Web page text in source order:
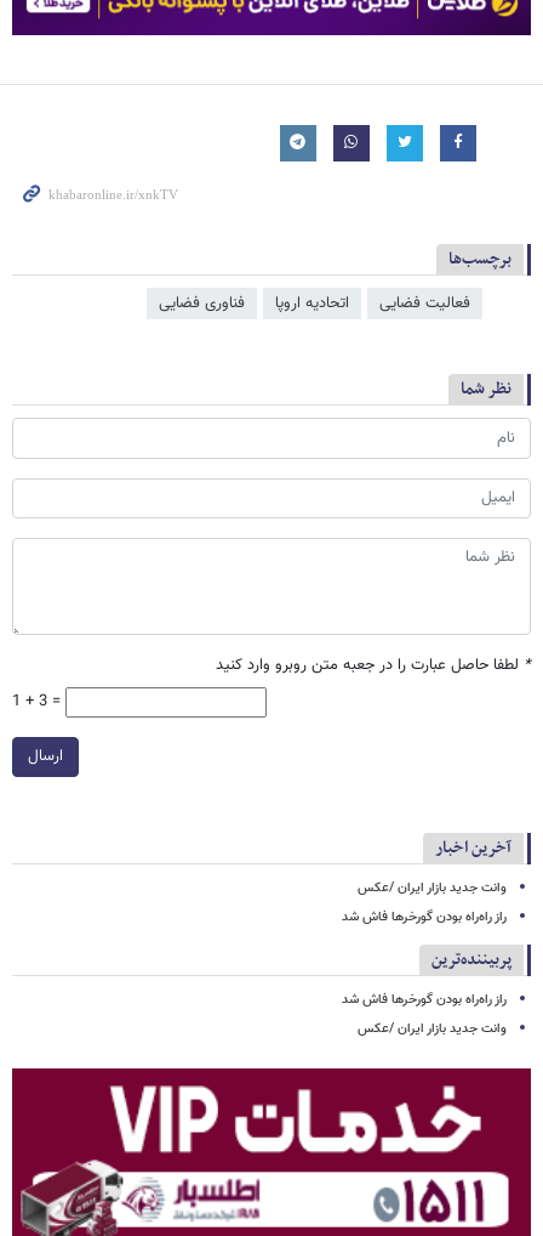
برچسب‌ها
فعالیت فضایی اتحادیه اروپا فناوری فضایی
نظر شما
* لطفا حاصل عبارت را در جعبه متن روبرو وارد کنید
1 + 3 =
ارسال
آخرین اخبار
وانت جدید بازار ایران /عکس
راز راه‌راه بودن گورخرها فاش شد
پربیننده‌ترین
راز راه‌راه بودن گورخرها فاش شد
وانت جدید بازار ایران /عکس